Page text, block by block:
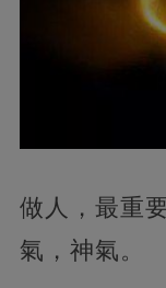
做人，最重
氣，神氣。